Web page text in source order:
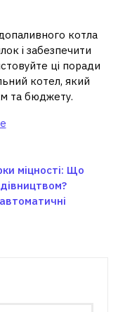
котла
і забезпечити
ці поради
котел, який
та бюджету.
міцності: Що